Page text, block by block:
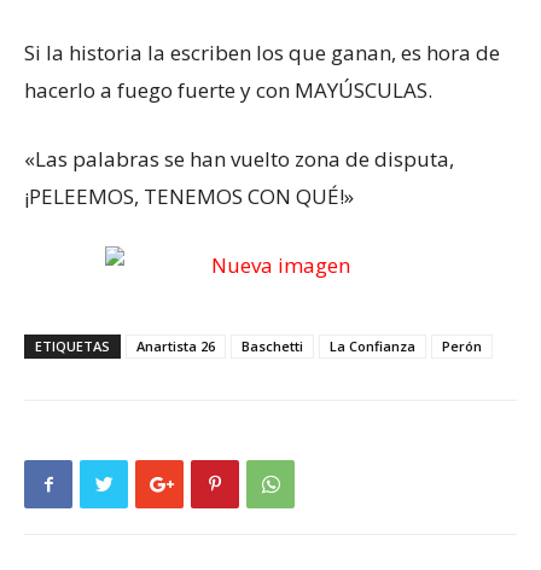
Si la historia la escriben los que ganan, es hora de
hacerlo a fuego fuerte y con MAYÚSCULAS.
«Las palabras se han vuelto zona de disputa,
¡PELEEMOS, TENEMOS CON QUÉ!»
ETIQUETAS Anartista 26 Baschetti La Confianza Perón